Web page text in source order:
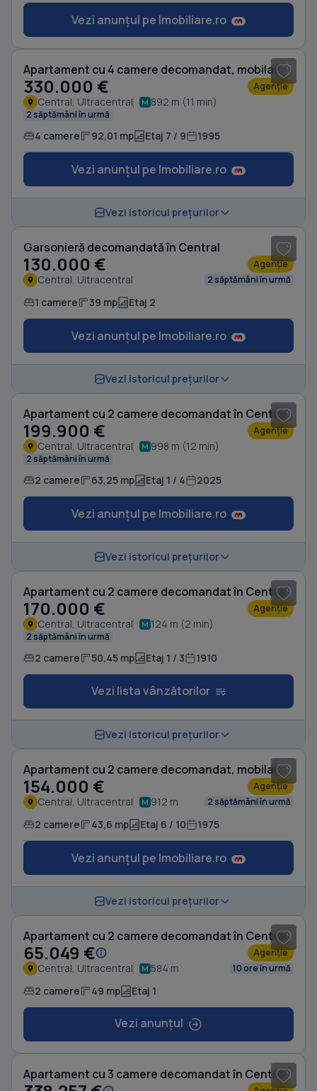
Vezi anunțul pe Imobiliare.ro
Apartament cu 4 camere decomandat, mobilat în Central
330.000 € Agenție
Central, Ultracentral 892 m (11 min)
2 săptămâni în urmă
4 camere 92,01 mp Etaj 7 / 9 1995
Vezi anunțul pe Imobiliare.ro
Vezi istoricul prețurilor
Garsonieră decomandată în Central
130.000 € Agenție
Central, Ultracentral 2 săptămâni în urmă
1 camere 39 mp Etaj 2
Vezi anunțul pe Imobiliare.ro
Vezi istoricul prețurilor
Apartament cu 2 camere decomandat în Central
199.900 € Agenție
Central, Ultracentral 998 m (12 min)
2 săptămâni în urmă
2 camere 63,25 mp Etaj 1 / 4 2025
Vezi anunțul pe Imobiliare.ro
Vezi istoricul prețurilor
Apartament cu 2 camere decomandat în Central
170.000 € Agenție
Central, Ultracentral 124 m (2 min)
2 săptămâni în urmă
2 camere 50,45 mp Etaj 1 / 3 1910
Vezi lista vânzătorilor
Vezi istoricul prețurilor
Apartament cu 2 camere decomandat, mobilat în Central
154.000 € Agenție
Central, Ultracentral 912 m 2 săptămâni în urmă
2 camere 43,6 mp Etaj 6 / 10 1975
Vezi anunțul pe Imobiliare.ro
Vezi istoricul prețurilor
Apartament cu 2 camere decomandat în Central
65.049 € Agenție
Central, Ultracentral 584 m 10 ore în urmă
2 camere 49 mp Etaj 1
Vezi anunțul
Apartament cu 3 camere decomandat în Central